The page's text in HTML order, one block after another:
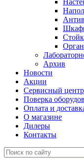
Архив
Новости
Акции
Сервисный центр
Поверка
Оплата и
О магазине
Дилеры
Контакты